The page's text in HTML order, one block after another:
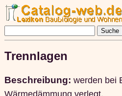
Trennlagen
Beschreibung: werden bei
Wärmedämmung verlegt.